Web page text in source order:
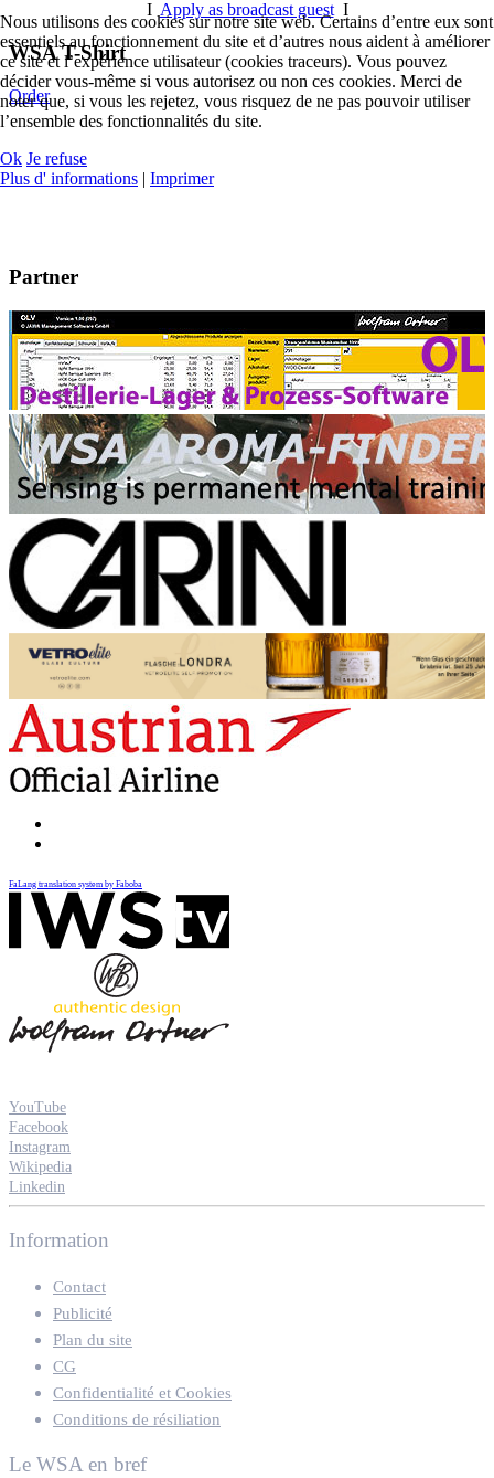
I Apply as broadcast guestI
WSA T-Shirt
Order
Partner
FaLang translation system by Faboba
YouTube
Facebook
Instagram
Wikipedia
Linkedin
Information
Contact
Publicité
Plan du site
CG
Confidentialité et Cookies
Conditions de résiliation
Le WSA en bref
Nous utilisons des cookies sur notre site web. Certains d’entre eux sont
essentiels au fonctionnement du site et d’autres nous aident à améliorer
ce site et l’expérience utilisateur (cookies traceurs). Vous pouvez
décider vous-même si vous autorisez ou non ces cookies. Merci de
noter que, si vous les rejetez, vous risquez de ne pas pouvoir utiliser
l’ensemble des fonctionnalités du site.
Ok Je refuse
Plus d' informations | Imprimer